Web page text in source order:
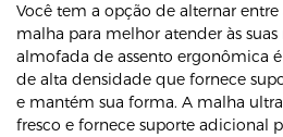
Você tem a opção de alternar
malha para melhor atender às suas
almofada de assento ergonômica
de alta densidade que fornece
e mantém sua forma. A malha
fresco e fornece suporte adicional